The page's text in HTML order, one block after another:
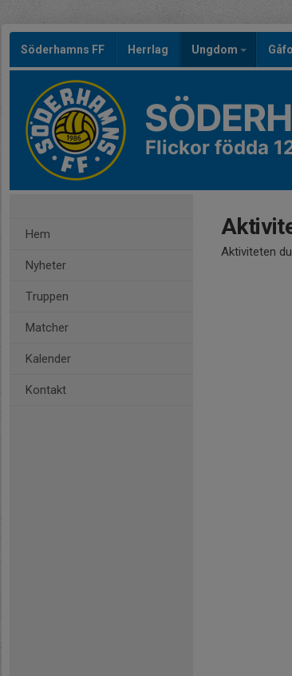
Söderhamns FF Herrlag Ungdom
Flickor födda
Hem
Nyheter
Truppen
Matcher
Kalender
Kontakt
Aktiviteten